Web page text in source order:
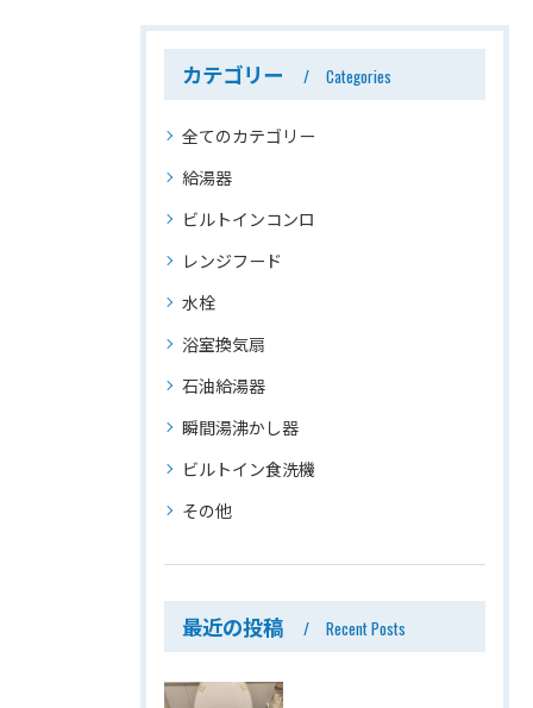
カテゴリー Categories
全てのカテゴリー
給湯器
ビルトインコンロ
レンジフード
水栓
浴室換気扇
石油給湯器
瞬間湯沸かし器
ビルトイン食洗機
その他
最近の投稿 Recent Posts